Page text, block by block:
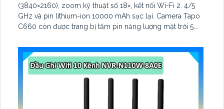
(3840×2160), zoom kỹ thuật số 18×, kết nối Wi-Fi 2. 4/5
GHz và pin lithium-ion 10000 mAh sạc lại. Camera Tapo
C660 còn được trang bị tấm pin năng lượng mặt trời 5.
tiện, lưu trữ thẻ microSD tối đa 512 GB